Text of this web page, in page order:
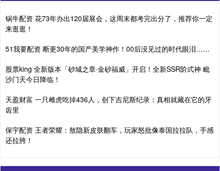
锅牛配资 花73年办出120届展会，这周末都考完出分了，推荐你一定
来逛逛！
51我要配资 断更30年的国产美学神作！00后没见过的时代眼泪……
股票king 全新版本「砂城之章·金砂福威」开启！全新SSR阶式神 毗
沙门天今日降临！
天盈财富 一只雌虎吃掉436人，创下吉尼斯纪录：真相就藏在它的牙
齿里
保宇配资 王者荣耀：敖隐新皮肤翻车，玩家怒批像泰国拉拉队，手感
还拉胯！